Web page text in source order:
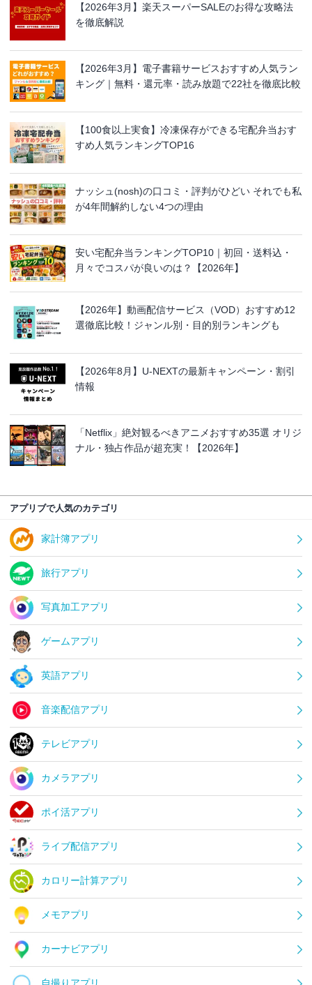
【2026年3月】楽天スーパーSALEのお得な攻略法
を徹底解説
【2026年3月】電子書籍サービスおすすめ人気ラン
キング｜無料・還元率・読み放題で22社を徹底比較
【100食以上実食】冷凍保存ができる宅配弁当おす
すめ人気ランキングTOP16
ナッシュ(nosh)の口コミ・評判がひどい それでも私
が4年間解約しない4つの理由
安い宅配弁当ランキングTOP10｜初回・送料込・
月々でコスパが良いのは？【2026年】
【2026年】動画配信サービス（VOD）おすすめ12
選徹底比較！ジャンル別・目的別ランキングも
【2026年8月】U-NEXTの最新キャンペーン・割引
情報
「Netflix」絶対観るべきアニメおすすめ35選 オリジ
ナル・独占作品が超充実！【2026年】
アプリブで人気のカテゴリ
家計簿アプリ
旅行アプリ
写真加工アプリ
ゲームアプリ
英語アプリ
音楽配信アプリ
テレビアプリ
カメラアプリ
ポイ活アプリ
ライブ配信アプリ
カロリー計算アプリ
メモアプリ
カーナビアプリ